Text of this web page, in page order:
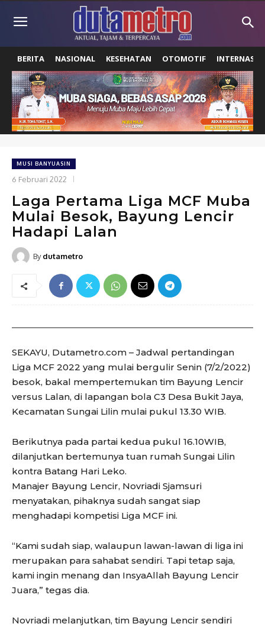
BERITA NASIONAL KESEHATAN OTOMOTIF
MUSI BANYUASIN
6 Februari 2022
Laga Pertama Liga MCF Muba
Mulai Besok, Bayung Lencir
Hadapi Lalan
By dutametro
SEKAYU, Dutametro.com – Jadwal pertandingan
Liga MCF 2022 yang mulai bergulir Senin (7/2/2022)
besok, bakal mempertemukan tim Bayung Lencir
versus Lalan, di lapangan bola C3 Desa Bukit Jaya,
Kecamatan Sungai Lilin mulai pukul 13.30 WIB.
Berikutnya pada partai kedua pukul 16.10WIB,
dilanjutkan bertemunya tuan rumah Sungai Lilin
kontra Batang Hari Leko.
Manajer Bayung Lencir, Novriadi Sjamsuri
menyatakan, pihaknya sudah sangat siap
menghadapi kompetisi Liga MCF ini.
“Kami sudah siap, walaupun lawan-lawan di liga ini
merupakan para sahabat sendiri. Tapi tetap saja,
kami ingin menang dan InsyaAllah Bayung Lencir
Juara,” tegas dia.
Novriadi melanjutkan, tim Bayung Lencir sendiri